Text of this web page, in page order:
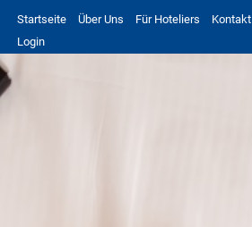
Startseite Über Uns Für Hoteliers
Kontakt
Login